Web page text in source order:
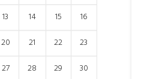
13 14 15
16
20 21 22
23
27 28 29
30